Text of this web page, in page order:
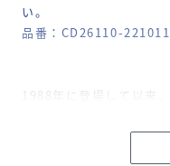
い。
品番：CD26110-
1988年に登場して以来
ョンを提案する「